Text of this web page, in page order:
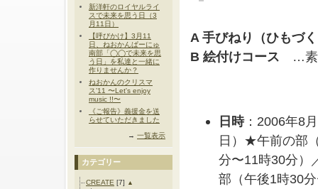
新洋軒のロイヤルライ
スで未来を思う日（3
月11日）
【呼びかけ】3月11
日、ねおかんぱーにゅ
南部「◯◯で未来を思
う日」を私達と一緒に
作りませんか？
ねおかんのクリスマ
ス’11 〜Let's enjoy
music !!〜
《ご報告》義援金を送
らせていただきました
→ 一覧表示
カテゴリー
CREATE [7] ▲
A 手びねり（ひもづ
B 絵付けコース …素
日時：2006年8
日）★午前の部
分〜11時30分
部（午後1時30